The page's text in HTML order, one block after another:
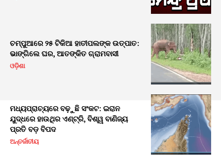
ଚମ୍ପୁଆରେ ୨୫ ଟିକିଆ ହାତୀପଲଙ୍କ ଉତ୍ପାତ:
ଭାଙ୍ଗିଲେ ଘର, ଆତଙ୍କିତ ଗ୍ରାମବାସୀ
ଓଡ଼ିଶା
ମଧ୍ୟପ୍ରାଚ୍ୟରେ ବଢ଼ୁଛି ସଂକଟ: ଇରାନ
ଯୁଦ୍ଧରେ ହାଉଥିର ଏଣ୍ଟ୍ରି, ବିଶ୍ୱ ବାଣିଜ୍ୟ
ପ୍ରତି ବଡ଼ ବିପଦ
ଅନ୍ତର୍ଜାତୀୟ